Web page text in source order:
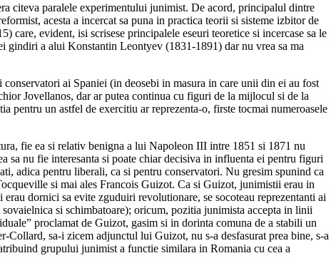
citeva paralele experimentului junimist. De acord, principalul dintre
acesta a incercat sa puna in practica teorii si sisteme izbitor de
care, evident, isi scrisese principalele eseuri teoretice si incercase sa le
gindiri a alui Konstantin Leontyev (1831-1891) dar nu vrea sa ma
ai Spaniei (in deosebi in masura in care unii din ei au fost
Jovellanos, dar ar putea continua cu figuri de la mijlocul si de la
un astfel de exercitiu ar reprezenta-o, firste tocmai numeroasele
fie ea si relativ benigna a lui Napoleon III intre 1851 si 1871 nu
sa nu fie interesanta si poate chiar decisiva in influenta ei pentru figuri
adica pentru liberali, ca si pentru conservatori. Nu gresim spunind ca
si mai ales Francois Guizot. Ca si Guizot, junimistii erau in
dornici sa evite zguduiri revolutionare, se socoteau reprezentanti ai
si schimbatoare); oricum, pozitia junimista accepta in linii
proclamat de Guizot, gasim si in dorinta comuna de a stabili un
sa-i zicem adjunctul lui Guizot, nu s-a desfasurat prea bine, s-a
grupului junimist a functie similara in Romania cu cea a